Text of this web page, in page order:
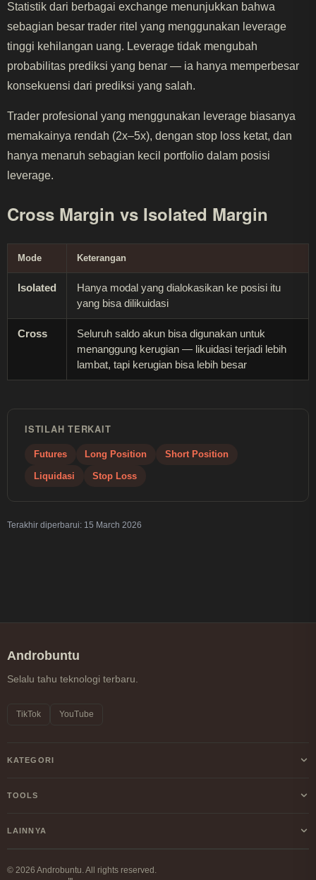
Statistik dari berbagai exchange menunjukkan bahwa
sebagian besar trader ritel yang menggunakan leverage
tinggi kehilangan uang. Leverage tidak mengubah
probabilitas prediksi yang benar — ia hanya memperbesar
konsekuensi dari prediksi yang salah.
Trader profesional yang menggunakan leverage biasanya
memakainya rendah (2x–5x), dengan stop loss ketat, dan
hanya menaruh sebagian kecil portfolio dalam posisi
leverage.
Cross Margin vs Isolated Margin
Mode Keterangan
Isolated
Hanya modal yang dialokasikan ke posisi itu
yang bisa dilikuidasi
Cross
Seluruh saldo akun bisa digunakan untuk
menanggung kerugian — likuidasi terjadi lebih
lambat, tapi kerugian bisa lebih besar
ISTILAH TERKAIT
Futures Long Position Short Position
Liquidasi Stop Loss
Terakhir diperbarui: 15 March 2026
Androbuntu
Selalu tahu teknologi terbaru.
TikTok YouTube
KATEGORI
Android
Linux
TOOLS
Kalkulator Profit/Loss Crypto
Perbandingan Fee Exchange
LAINNYA
© 2026 Androbuntu. All rights reserved.